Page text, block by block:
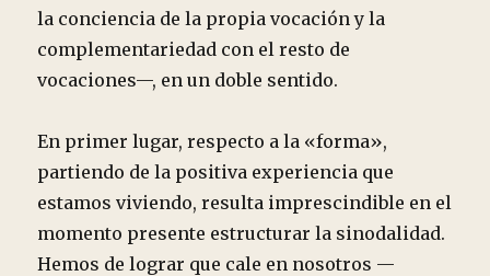
la conciencia de la propia vocación y la
complementariedad con el resto de
vocaciones—, en un doble sentido.
En primer lugar, respecto a la «forma»,
partiendo de la positiva experiencia que
estamos viviendo, resulta imprescindible en el
momento presente estructurar la sinodalidad.
Hemos de lograr que cale en nosotros —